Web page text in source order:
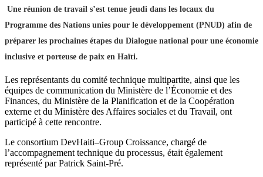
Une réunion de travail s’est tenue jeudi dans les locaux du
Programme des Nations unies pour le développement (PNUD) afin de
préparer les prochaines étapes du Dialogue national pour une économie
inclusive et porteuse de paix en Haïti.
Les représentants du comité technique multipartite, ainsi que les
équipes de communication du Ministère de l’Économie et des
Finances, du Ministère de la Planification et de la Coopération
externe et du Ministère des Affaires sociales et du Travail, ont
participé à cette rencontre.
Le consortium DevHaiti–Group Croissance, chargé de
l’accompagnement technique du processus, était également
représenté parPatrick Saint-Pré.